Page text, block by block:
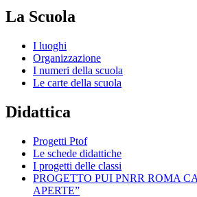
La Scuola
I luoghi
Organizzazione
I numeri della scuola
Le carte della scuola
Didattica
Progetti Ptof
Le schede didattiche
I progetti delle classi
PROGETTO PUI PNRR ROMA
APERTE”